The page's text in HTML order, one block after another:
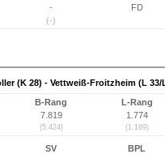
-
(-)
FD
(K 28) - Vettweiß-Froitzheim (L 33/
B-Rang
7.819
(5.424)
L-Rang
1.774
(1.189)
SV
BPL